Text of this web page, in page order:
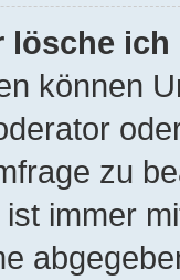
lösche
können
zu
immer